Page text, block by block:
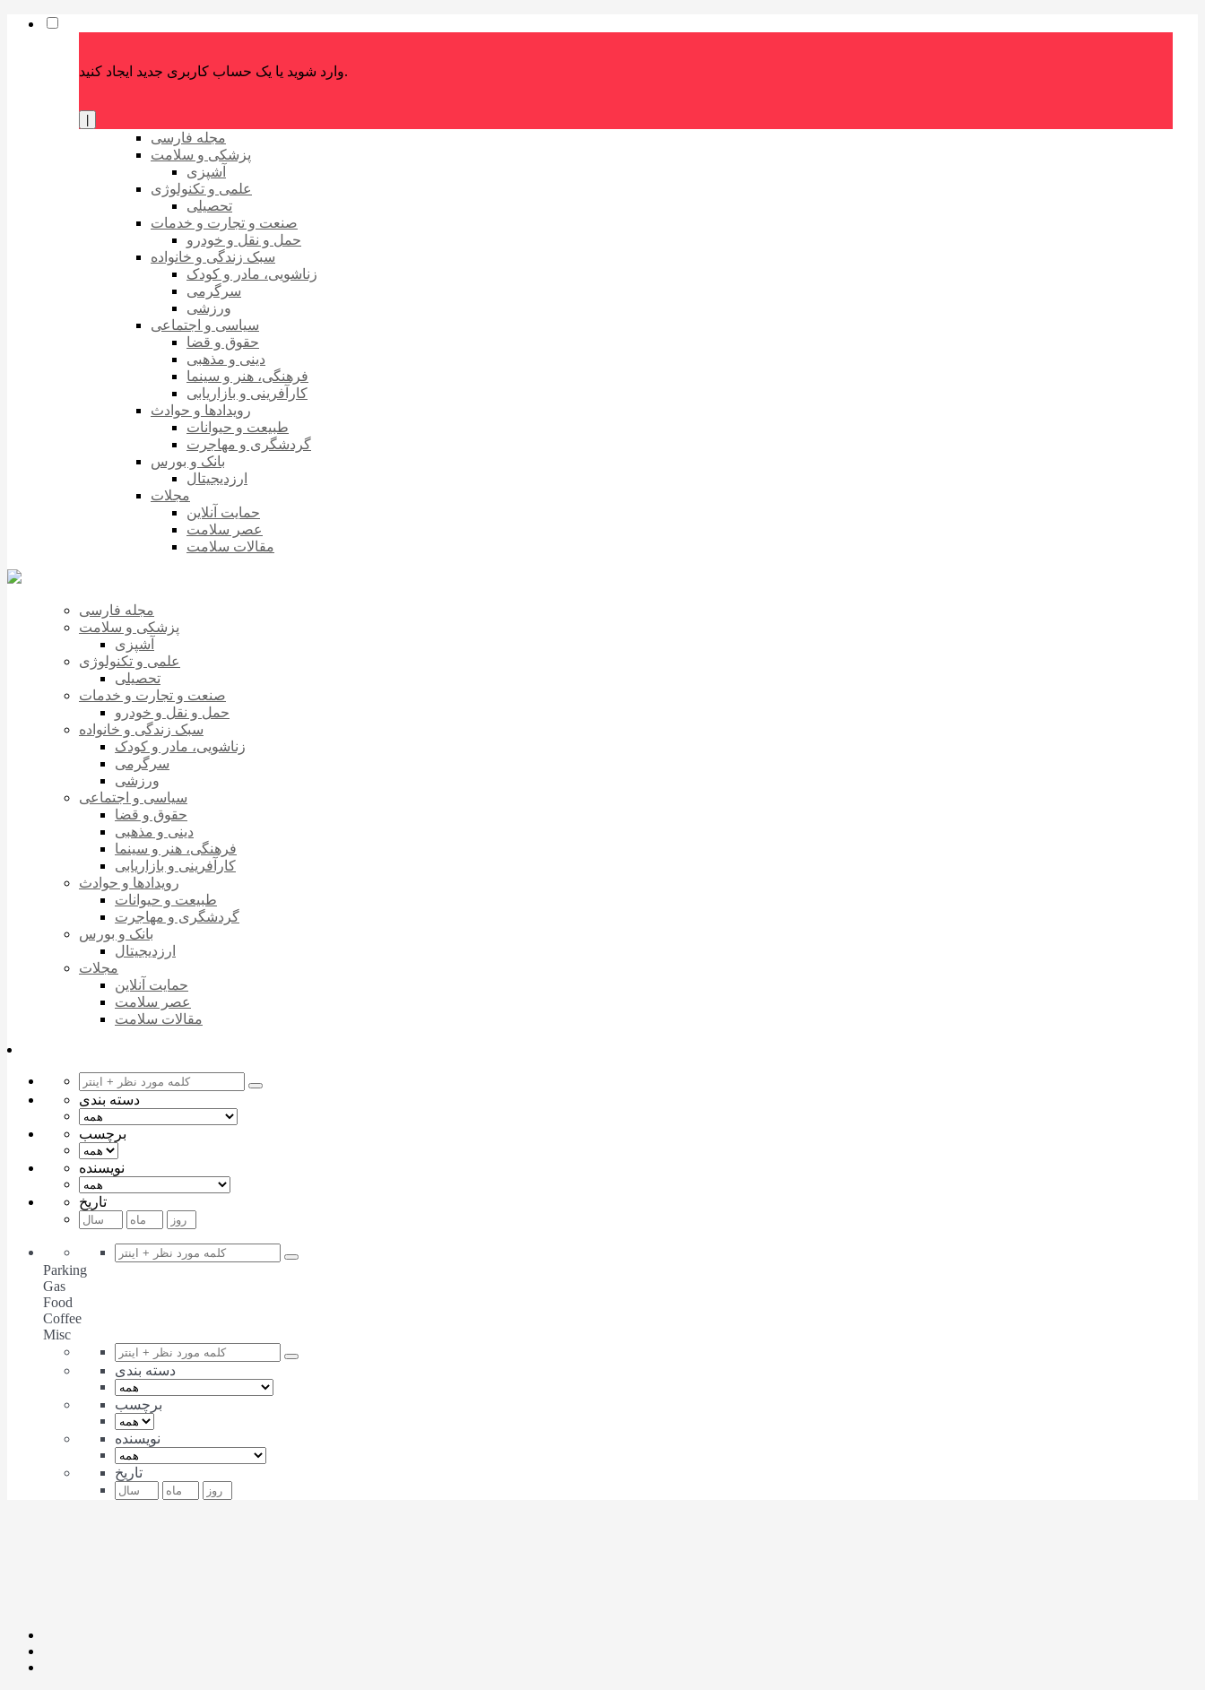
وارد شوید یا یک حساب کاربری جدید ایجاد کنید.
مجله فارسی
پزشکی و سلامت
آشپزی
علمی و تکنولوژی
تحصیلی
صنعت و تجارت و خدمات
حمل و نقل و خودرو
سبک زندگی و خانواده
زناشویی، مادر و کودک
سرگرمی
ورزشی
سیاسی و اجتماعی
حقوق و قضا
دینی و مذهبی
فرهنگی، هنر و سینما
کارآفرینی و بازاریابی
رویدادها و حوادث
طبیعت و حیوانات
گردشگری و مهاجرت
بانک و بورس
ارزدیجیتال
مجلات
حمایت آنلاین
عصر سلامت
مقالات سلامت
مجله فارسی
پزشکی و سلامت
آشپزی
علمی و تکنولوژی
تحصیلی
صنعت و تجارت و خدمات
حمل و نقل و خودرو
سبک زندگی و خانواده
زناشویی، مادر و کودک
سرگرمی
ورزشی
سیاسی و اجتماعی
حقوق و قضا
دینی و مذهبی
فرهنگی، هنر و سینما
کارآفرینی و بازاریابی
رویدادها و حوادث
طبیعت و حیوانات
گردشگری و مهاجرت
بانک و بورس
ارزدیجیتال
مجلات
حمایت آنلاین
عصر سلامت
مقالات سلامت
دسته بندی
برچسب
نویسنده
تاریخ
Parking
Gas
Food
Coffee
Misc
دسته بندی
برچسب
نویسنده
تاریخ